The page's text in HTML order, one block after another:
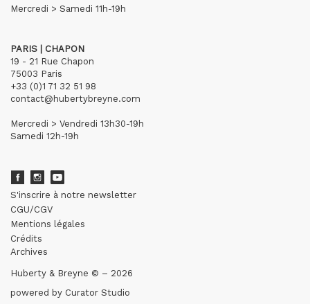
Mercredi > Samedi 11h-19h
PARIS | CHAPON
19 - 21 Rue Chapon
75003 Paris
+33 (0)1 71 32 51 98
contact@hubertybreyne.com
Mercredi > Vendredi 13h30-19h
Samedi 12h-19h
S'inscrire à notre newsletter
CGU/CGV
Mentions légales
Crédits
Archives
Huberty & Breyne © – 2026
powered by Curator Studio